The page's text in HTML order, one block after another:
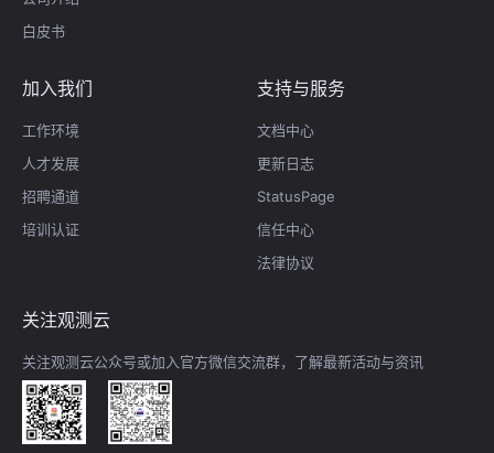
白皮书
加入我们
工作环境
人才发展
招聘通道
培训认证
支持与服务
文档中心
更新日志
StatusPage
信任中心
法律协议
关注观测云
关注观测云公众号或加入官方微信交流群，了解最新活动与资讯